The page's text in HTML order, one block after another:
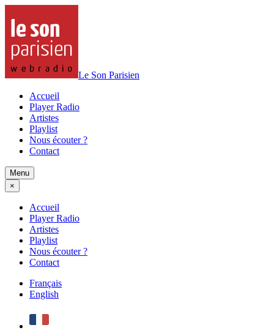
Le Son Parisien
Accueil
Player Radio
Artistes
Playlist
Nous écouter ?
Contact
Menu
×
Accueil
Player Radio
Artistes
Playlist
Nous écouter ?
Contact
Français
English